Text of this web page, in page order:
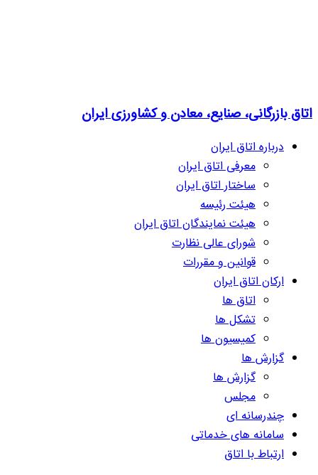
اتاق بازرگانی، صنایع، معادن و کشاورزی ایران
درباره اتاق ایران
معرفی اتاق ایران
ساختار اتاق ایران
هیئت رئیسه
هیئت نمایندگان اتاق ایران
شورای عالی نظارت
قوانین و مقررات
ارکان اتاق ایران
اتاق ها
تشکل ها
کمیسیون ها
گزارش ها
گزارش ها
مجلس
چندرسانه ای
سامانه های خدماتی
ارتباط با اتاق